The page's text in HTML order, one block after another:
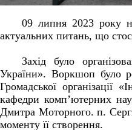
09 липня 2023 року
актуальних питань, що
Захід було
України». Воркшоп було
Громадської організації
кафедри комп’ютерних
Дмитра Моторного. п.
моменту її створення.